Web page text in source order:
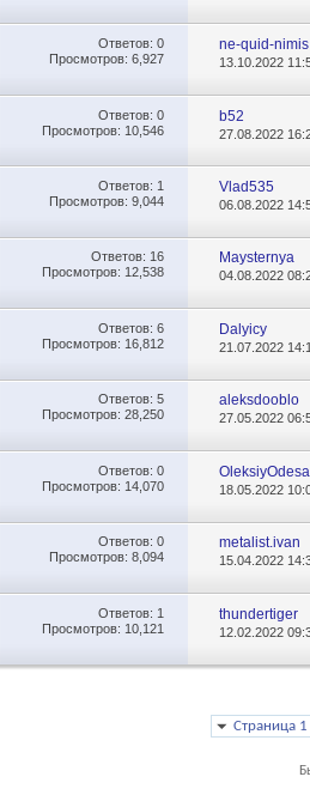
Ответов: 0
Просмотров: 6,927
ne-quid-nimis
13.10.2022
Ответов: 0
Просмотров: 10,546
b52
27.08.2022
Ответов: 1
Просмотров: 9,044
Vlad535
06.08.2022
Ответов: 16
Просмотров: 12,538
Maysternya
04.08.2022
Ответов: 6
Просмотров: 16,812
Dalyicy
21.07.2022
Ответов: 5
Просмотров: 28,250
aleksdooblo
27.05.2022
Ответов: 0
Просмотров: 14,070
OleksiyOdesa
18.05.2022
Ответов: 0
Просмотров: 8,094
metalist.ivan
15.04.2022
Ответов: 1
Просмотров: 10,121
thundertiger
12.02.2022
Страница 1